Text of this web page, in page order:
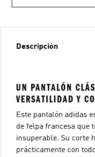
Descripción
UN PANTALÓN
VERSATILIDAD Y
Este pantalón adidas
de felpa francesa que
insuperable. Su corte
prácticamente con